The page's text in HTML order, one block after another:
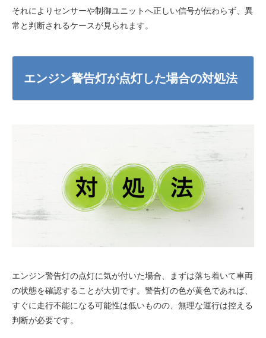
それによりセンサーや制御ユニットへ正しい信号が伝わらず、異
常と判断されるケースが見られます。
エンジン警告灯が点灯した場合の対処法
エンジン警告灯の点灯に気が付いた場合、まずは落ち着いて車両
の状態を確認することが大切です。警告灯の色が黄色であれば、
すぐに走行不能になる可能性は低いものの、無理な運行は控える
判断が必要です。